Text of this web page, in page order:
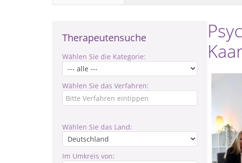
Therapeutensuche
Wählen Sie die Kategorie:
Wählen Sie das Verfahren:
Wählen Sie das Land:
Im Umkreis von: